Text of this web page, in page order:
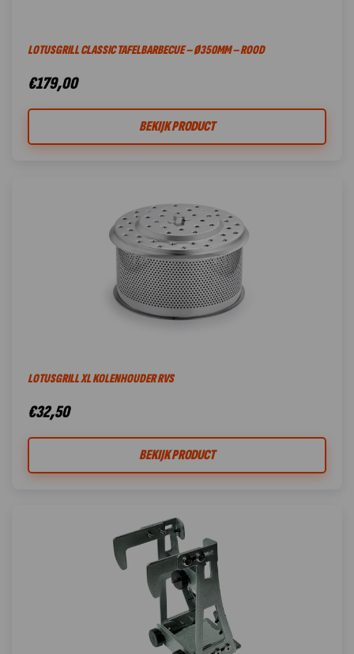
LOTUSGRILL CLASSIC TAFELBARBECUE – Ø350MM – ROOD
€179,00
BEKIJK PRODUCT
LOTUSGRILL XL KOLENHOUDER RVS
€32,50
BEKIJK PRODUCT